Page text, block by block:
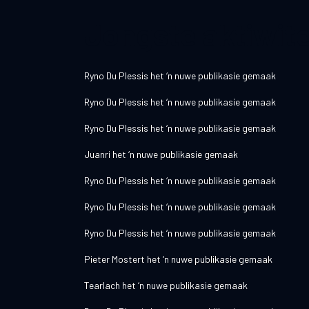
Ryno Du Plessis het ‘n nuwe publikasie gemaak
Ryno Du Plessis het ‘n nuwe publikasie gemaak
Ryno Du Plessis het ‘n nuwe publikasie gemaak
Juanri het ‘n nuwe publikasie gemaak
Ryno Du Plessis het ‘n nuwe publikasie gemaak
Ryno Du Plessis het ‘n nuwe publikasie gemaak
Ryno Du Plessis het ‘n nuwe publikasie gemaak
Pieter Mostert het ‘n nuwe publikasie gemaak
Tearlach het ‘n nuwe publikasie gemaak